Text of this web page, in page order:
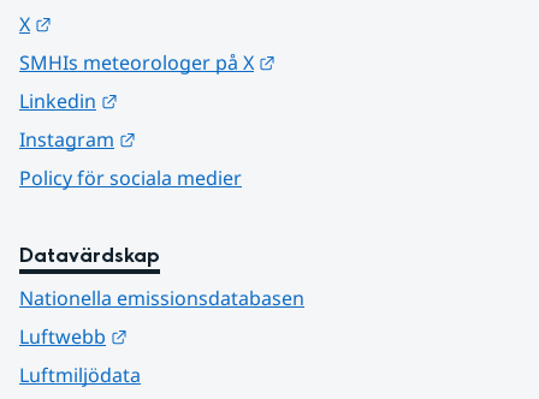
X
SMHIs meteorologer på X
Linkedin
Instagram
Policy för sociala medier
Datavärdskap
Nationella emissionsdatabasen
Luftwebb
Luftmiljödata